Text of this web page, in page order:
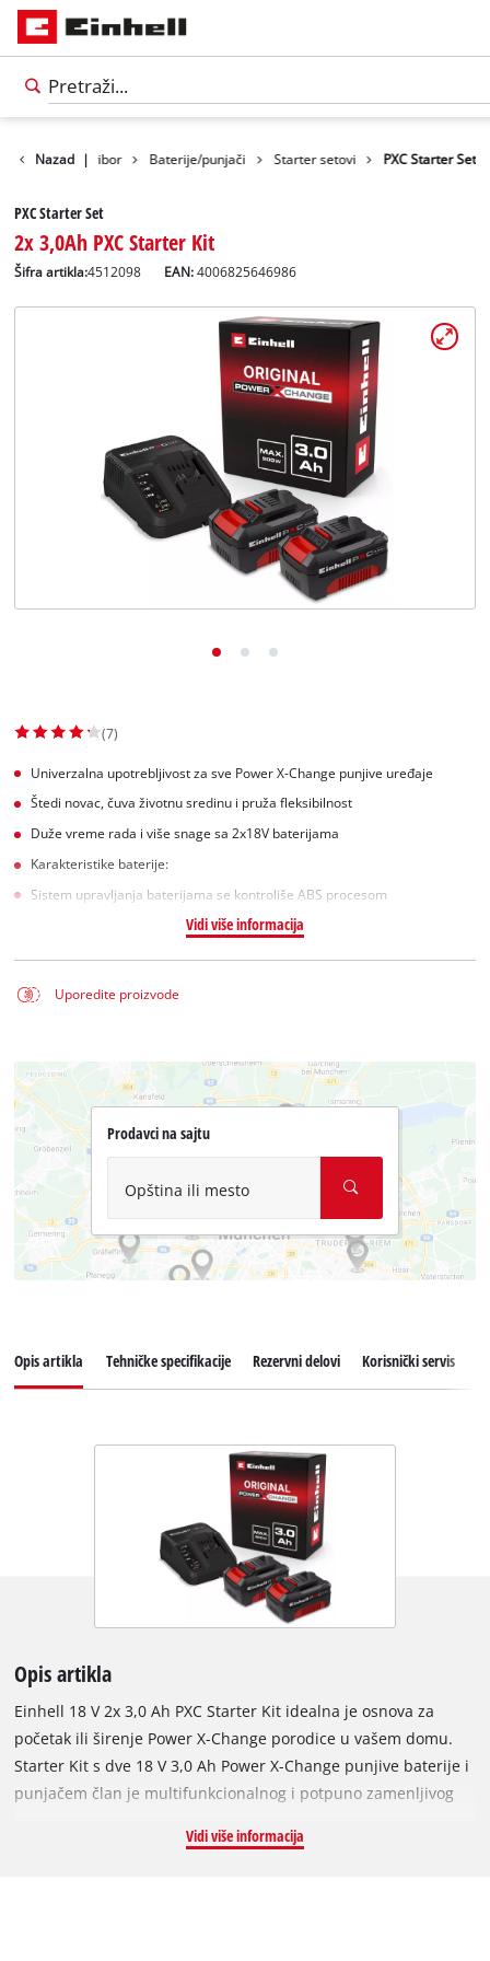
Српски
Nazad |Pribor Baterije/punjači Starter setovi PXC Starter Set
PXC Starter Set
2x 3,0Ah PXC Starter Kit
Šifra artikla:4512098 EAN:4006825646986
(7)
Univerzalna upotrebljivost za sve Power X-Change punjive uređaje
Štedi novac, čuva životnu sredinu i pruža fleksibilnost
Duže vreme rada i više snage sa 2x18V baterijama
Karakteristike baterije:
Sistem upravljanja baterijama se kontroliše ABS procesom
Vidi više informacija
Uporedite proizvode
Prodavci na sajtu
Opština ili mesto
Opis artikla Tehničke specifikacije Rezervni delovi Korisnički servis
Opis artikla
Einhell 18 V 2x 3,0 Ah PXC Starter Kit idealna je osnova za
početak ili širenje Power X-Change porodice u vašem domu.
Starter Kit s dve 18 V 3,0 Ah Power X-Change punjive baterije i
punjačem član je multifunkcionalnog i potpuno zamenljivog
Change punjive baterije mogu se univerzalno koristiti za
Vidi više informacija